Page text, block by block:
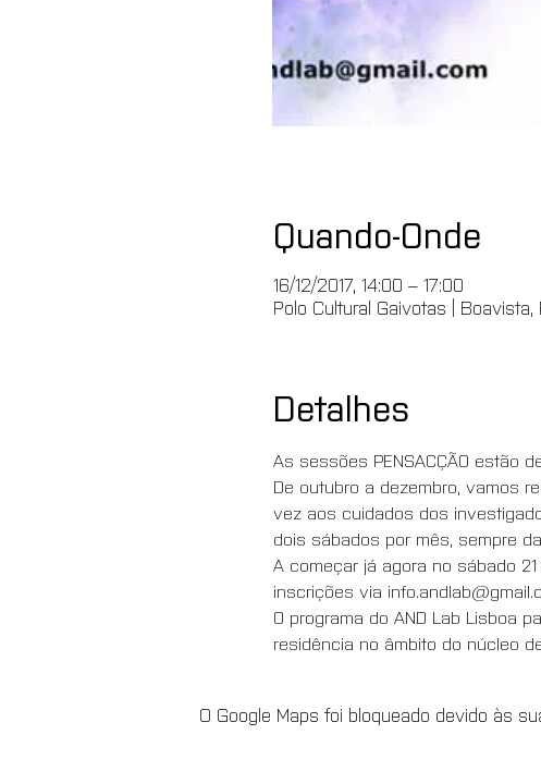
Quando-Onde
16/12/2017, 14:00 – 17:00
Polo Cultural Gaivotas |
Detalhes
As sessões PENSACÇÃO estão
De outubro a dezembro, vamos
vez aos cuidados dos
dois sábados por mês, sempre
A começar já agora no sábado
inscrições via
O programa do AND Lab Lisboa
residência no âmbito do núcleo
O Google Maps foi bloqueado devido às